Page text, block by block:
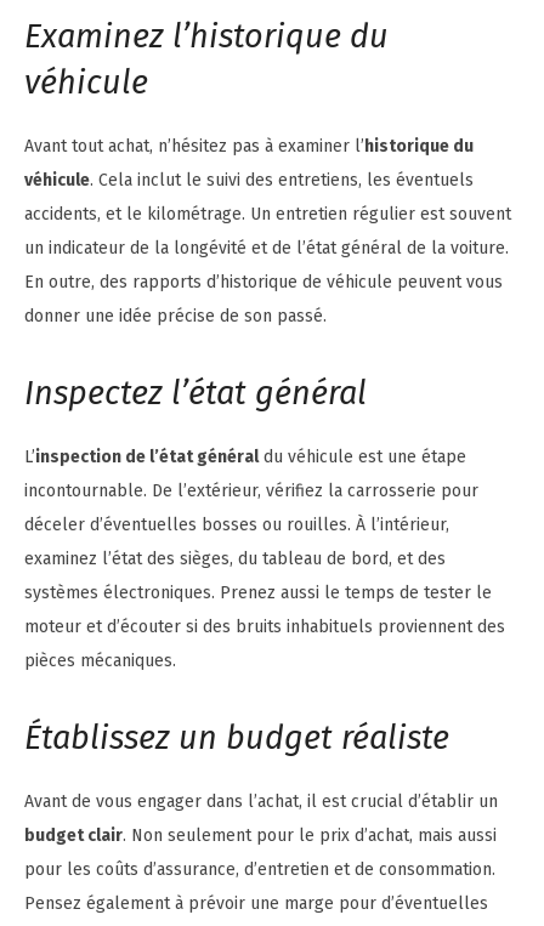
Examinez l’historique du
véhicule
Avant tout achat, n’hésitez pas à examiner l’ historique du
véhicule. Cela inclut le suivi des entretiens, les éventuels
accidents, et le kilométrage. Un entretien régulier est souvent
un indicateur de la longévité et de l’état général de la voiture.
En outre, des rapports d’historique de véhicule peuvent vous
donner une idée précise de son passé.
Inspectez l’état général
L’inspection de l’état généraldu véhicule est une étape
incontournable. De l’extérieur, vérifiez la carrosserie pour
déceler d’éventuelles bosses ou rouilles. À l’intérieur,
examinez l’état des sièges, du tableau de bord, et des
systèmes électroniques. Prenez aussi le temps de tester le
moteur et d’écouter si des bruits inhabituels proviennent des
pièces mécaniques.
Établissez un budget réaliste
Avant de vous engager dans l’achat, il est crucial d’établir un
budget clair. Non seulement pour le prix d’achat, mais aussi
pour les coûts d’assurance, d’entretien et de consommation.
Pensez également à prévoir une marge pour d’éventuelles